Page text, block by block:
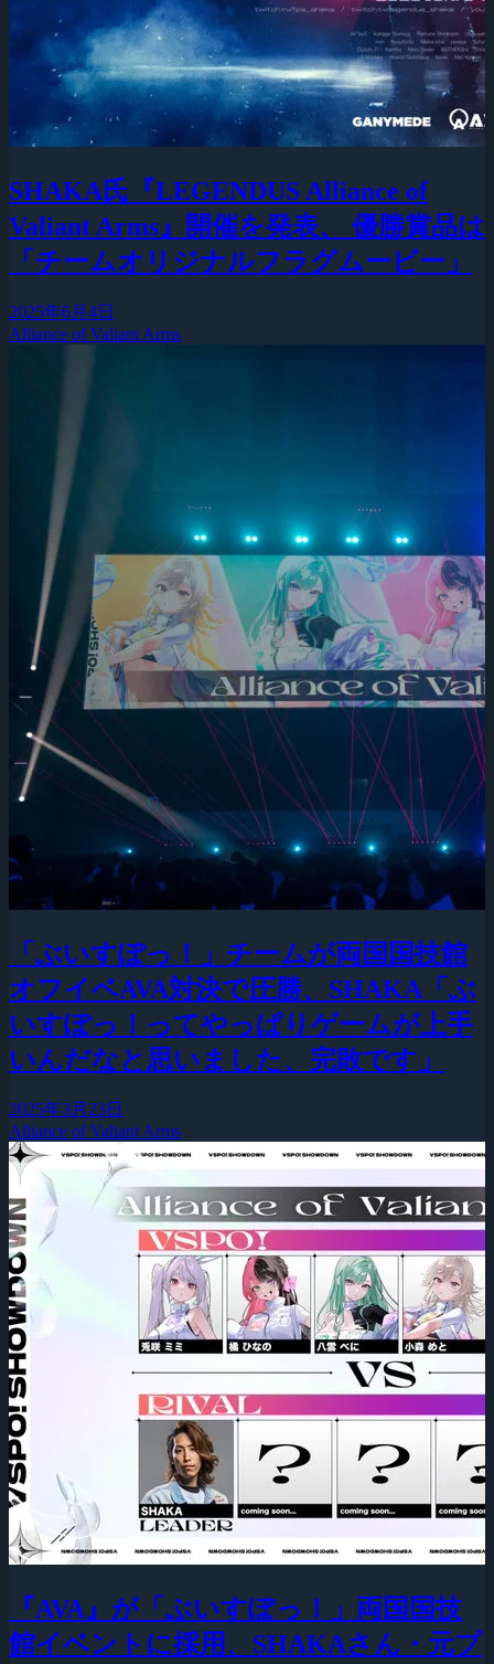
SHAKA氏『LEGENDUS Alliance of
Valiant Arms』開催を発表、 優勝賞品は
「チームオリジナルフラグムービー」
2025年6月4日
Alliance of Valiant Arms
「ぶいすぽっ！」チームが両国国技館
オフイベAVA対決で圧勝、SHAKA「ぶ
いすぽっ！ってやっぱりゲームが上手
いんだなと思いました、完敗です」
2025年3月23日
Alliance of Valiant Arms
『AVA』が「ぶいすぽっ！」両国国技
館イベントに採用、SHAKAさん・元プ